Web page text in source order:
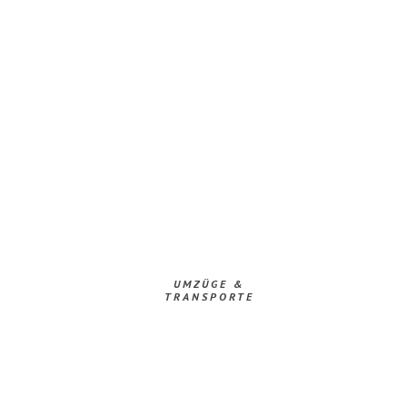
UMZÜGE &
TRANSPORTE